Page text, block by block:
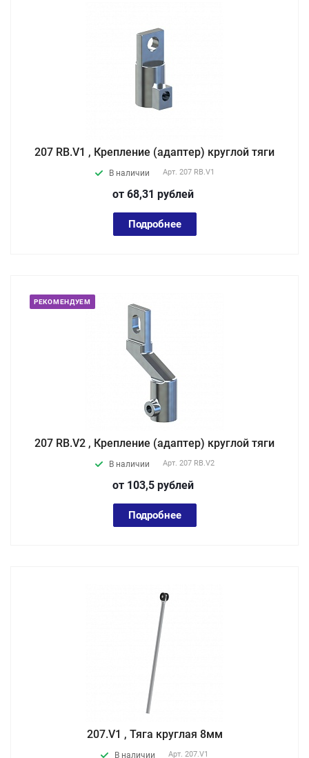
207 RB.V1 , Крепление (адаптер) круглой тяги
В наличии Арт. 207 RB.V1
от 68,31 рублей
Подробнее
РЕКОМЕНДУЕМ
207 RB.V2 , Крепление (адаптер) круглой тяги
В наличии Арт. 207 RB.V2
от 103,5 рублей
Подробнее
207.V1 , Тяга круглая 8мм
В наличии Арт. 207.V1